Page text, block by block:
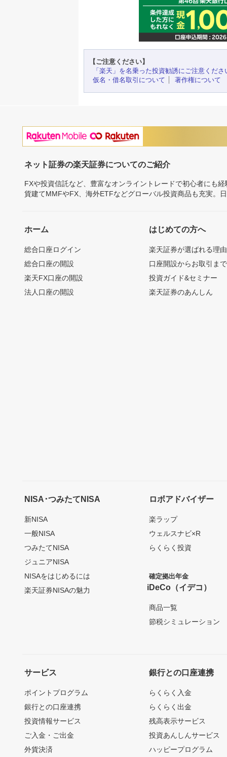
【ご注意ください】
「楽天」を名乗った投資勧誘にご注意くださ
仮名・借名取引について
著作権について
ネット証券の楽天証券についてのご紹介
FXや投資信託など、豊富なオンライントレードで初心者にも
貨建てMMFやFX、海外ETFなどグローバル投資商品も充実。
ホーム
総合口座ログイン
総合口座の開設
楽天FX口座の開設
法人口座の開設
はじめての方へ
楽天証券が選ばれる理由
口座開設からお取引ま
投資ガイド&セミナー
楽天証券のあんしん
NISA･つみたてNISA
新NISA
一般NISA
つみたてNISA
ジュニアNISA
NISAをはじめるには
楽天証券NISAの魅力
ロボアドバイザー
楽ラップ
ウェルスナビ×R
らくらく投資
確定拠出年金
iDeCo（イデコ）
商品一覧
節税シミュレーション
サービス
ポイントプログラム
銀行との口座連携
投資情報サービス
ご入金・ご出金
外貨決済
銀行との口座連携
らくらく入金
らくらく出金
残高表示サービス
投資あんしんサービス
ハッピープログラム